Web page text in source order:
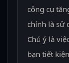
công cụ
chính là sử
Chú ý là
bạn tiết